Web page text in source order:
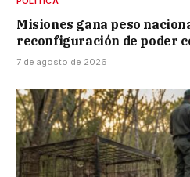
Misiones gana peso
reconfiguración de poder
7 de agosto de 2026